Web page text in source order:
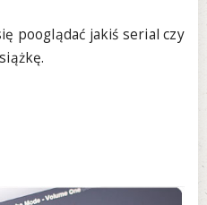
pooglądać jakiś serial czy